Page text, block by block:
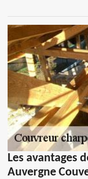
Les avantages
Auvergne